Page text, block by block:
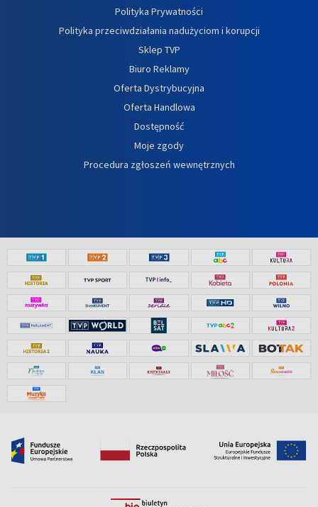
Polityka Prywatności
Polityka przeciwdziałania nadużyciom i korupcji
Sklep TVP
Biuro Reklamy
Oferta Dystrybucyjna
Oferta Handlowa
Dostępność
Moje zgody
Procedura zgłoszeń wewnętrznych